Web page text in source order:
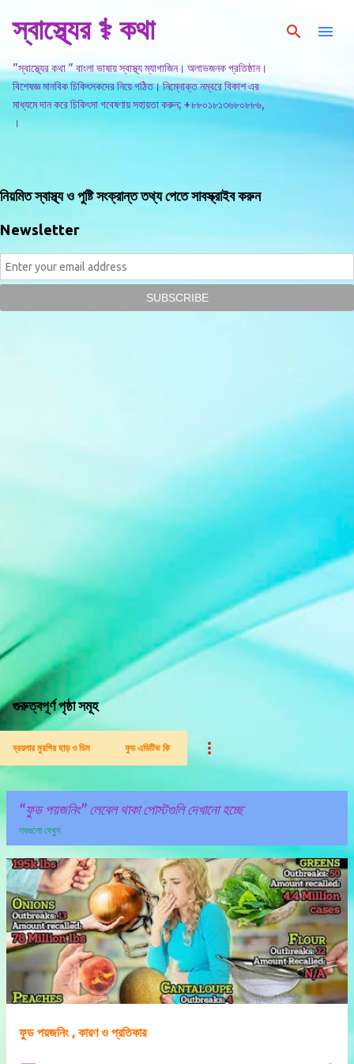
সরাসরি প্রধান সামগ্রীতে চলে যান
স্বাস্থ্যের ⚕️ কথা
"স্বাস্থ্যের কথা " বাংলা ভাষায় স্বাস্থ্য ম্যাগাজিন। অলাভজনক প্রতিষ্ঠান।
বিশেষজ্ঞ মানবিক চিকিৎসকদের নিয়ে গঠিত। নিম্নোক্ত নম্বরে বিকাশ এর
মাধ্যমে দান করে চিকিৎসা গবেষণায় সহায়তা করুন; +৮৮০১৮১৩৬৮০৮৮৬,
।
নিয়মিত স্বাস্থ্য ও পুষ্টি সংক্রান্ত তথ্য পেতে সাবস্ক্রাইব করুন
Newsletter
গুরুত্বপূর্ণ পৃষ্ঠা সমূহ
ব্রয়লার মুরগির হাড় ও ডিম ফুড এডিটিভ কি
ফুড পয়জনিং লেবেল থাকা পোস্টগুলি দেখানো হচ্ছে
সবগুলো দেখুন
পো
স্ট
গু
লি
ফুড পয়জনিং , কারণ ও প্রতিকার